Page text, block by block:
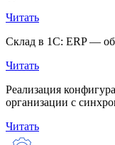
Читать
Склад в 1С: ERP —
Читать
Реализация
организации с
Читать